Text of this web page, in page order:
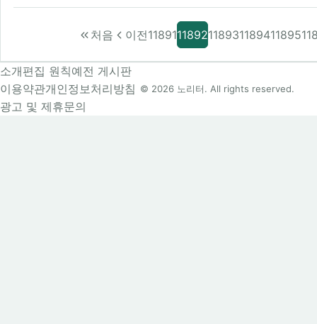
처음 이전1189111892118931189411895
소개편집 원칙예전 게시판
이용약관개인정보처리방침
광고 및 제휴문의
© 2026 노리터. All rights reserved.